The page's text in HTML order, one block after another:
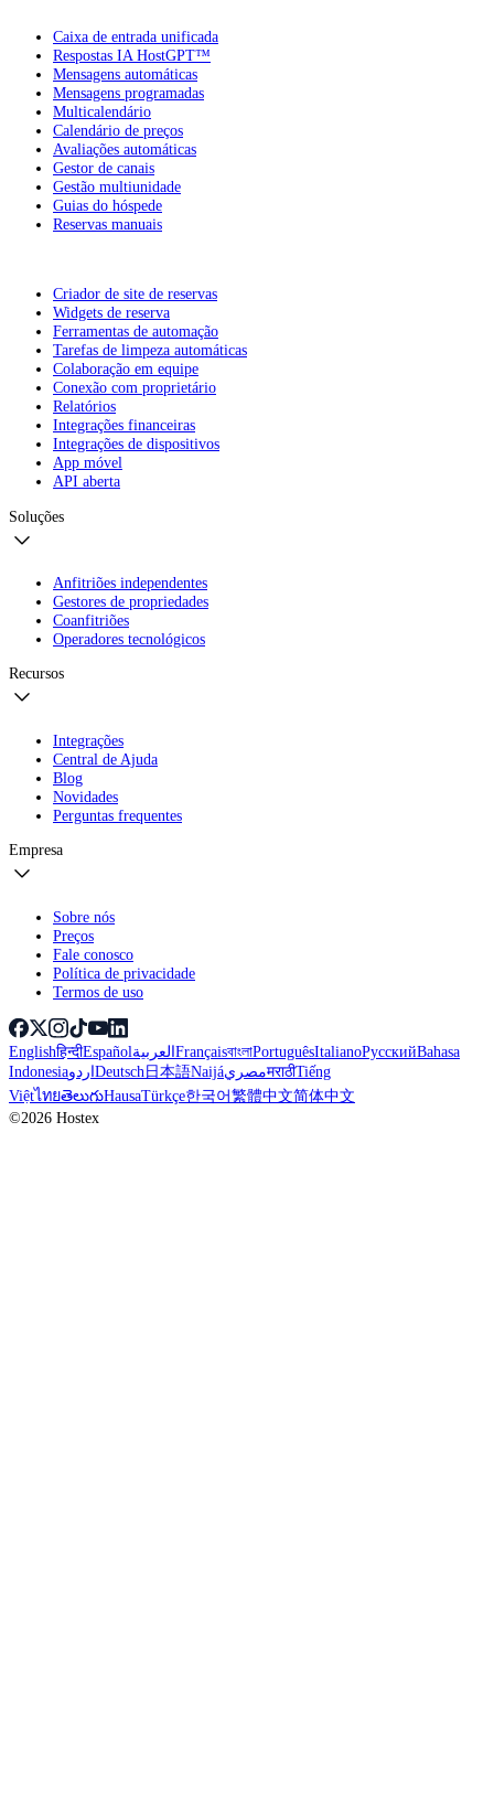
Caixa de entrada unificada
Respostas IA HostGPT™
Mensagens automáticas
Mensagens programadas
Multicalendário
Calendário de preços
Avaliações automáticas
Gestor de canais
Gestão multiunidade
Guias do hóspede
Reservas manuais
Criador de site de reservas
Widgets de reserva
Ferramentas de automação
Tarefas de limpeza automáticas
Colaboração em equipe
Conexão com proprietário
Relatórios
Integrações financeiras
Integrações de dispositivos
App móvel
API aberta
Soluções
Anfitriões independentes
Gestores de propriedades
Coanfitriões
Operadores tecnológicos
Recursos
Integrações
Central de Ajuda
Blog
Novidades
Perguntas frequentes
Empresa
Sobre nós
Preços
Fale conosco
Política de privacidade
Termos de uso
Englishहिन्दीEspañolالعربيةFrançaisবাংলাPortuguêsItalianoРусскийBahasa
IndonesiaاردوDeutsch日本語NaijáمصريमराठीTiếng
ViệtไทยతెలుగుHausaTürkçe한국어繁體中文简体中文
©2026 Hostex